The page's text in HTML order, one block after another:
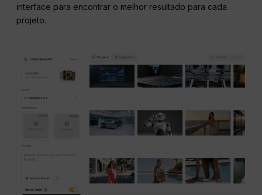
interface para encontrar o melhor resultado para cada
projeto.